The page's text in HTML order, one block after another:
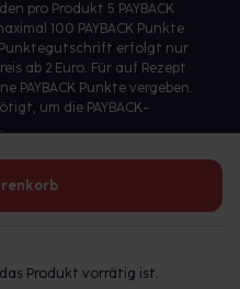
Produkt vorrätig ist.
pro Produkt 5 PAYBACK
100 PAYBACK Punkte
Punktegutschrift erfolgt nur
ab 2 Euro. Für auf Rezept
PAYBACK Punkte vergeben.
um die PAYBACK-
gesund.de GmbH &